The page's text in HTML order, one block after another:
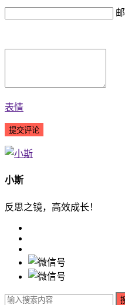
表情
小斯
反思之镜，高效成长！